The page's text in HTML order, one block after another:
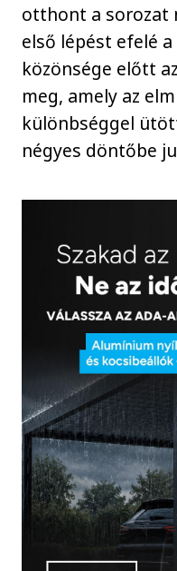
otthont a sorozat
első lépést efelé
közönsége előtt
meg, amely az
különbséggel
négyes döntőbe